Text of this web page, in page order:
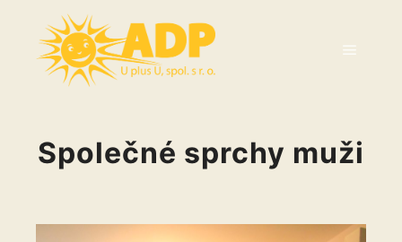
Společné sprchy muži